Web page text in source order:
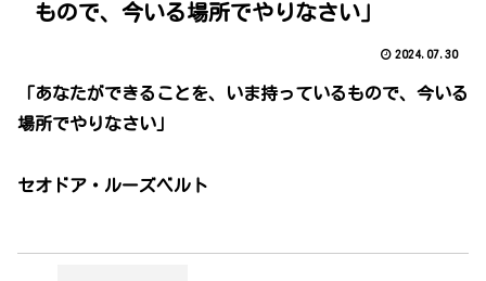
もので、今いる場所でやりなさい」
2024.07.30
「あなたができることを、いま持っているもので、今いる
場所でやりなさい」
セオドア・ルーズベルト